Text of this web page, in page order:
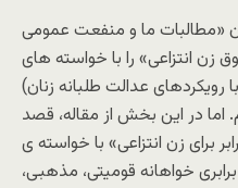
ما و منفعت عمومی
حقوق زن انتزاعی» را با خواسته های
رویکردهای عدالت طلبانه زنان)
اما در این بخش از مقاله، قصد
برای زن انتزاعی» با خواسته ی
خواهانه قومیتی، مذهبی،